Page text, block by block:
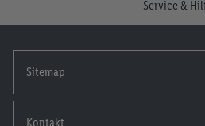
Service &
Sitemap
Kontakt